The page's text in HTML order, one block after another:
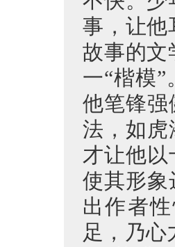
事，让他
故事的文
一“楷模
他笔锋强
法，如虎
才让他以
使其形象
出作者
足，乃心